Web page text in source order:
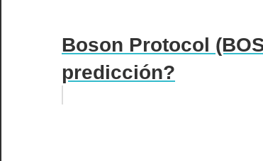
Boson Protocol
predicción?